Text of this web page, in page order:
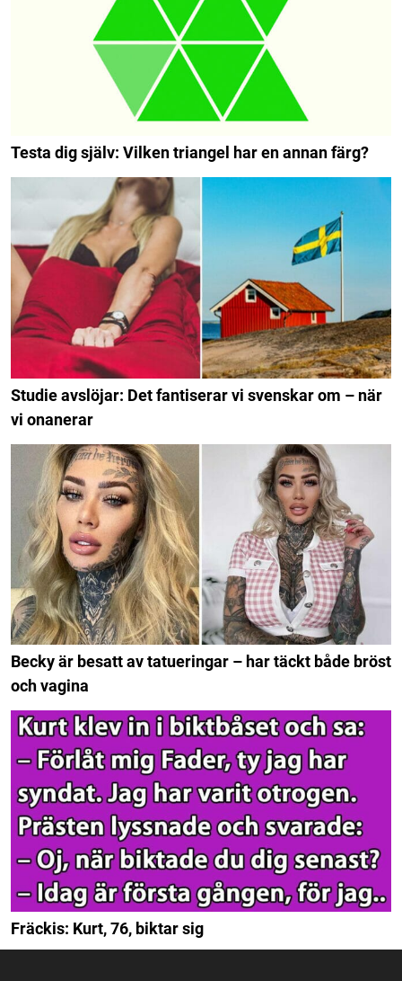
Testa dig själv: Vilken triangel har en annan färg?
Studie avslöjar: Det fantiserar vi svenskar om – när
vi onanerar
Becky är besatt av tatueringar – har täckt både bröst
och vagina
Fräckis: Kurt, 76, biktar sig